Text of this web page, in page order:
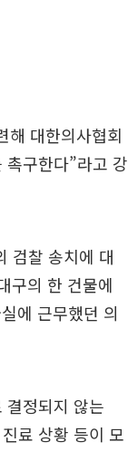
해 대한의사협회
구한다”라고 강
검찰 송치에 대
구의 한 건물에
에 근무했던 의
결정되지 않는
료 상황 등이 모